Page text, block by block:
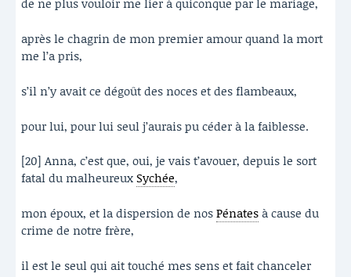
après le chagrin de mon premier amour quand la mort
me l’a pris,
s’il n’y avait ce dégoût des noces et des flambeaux,
pour lui, pour lui seul j’aurais pu céder à la faiblesse.
[20] Anna, c’est que, oui, je vais t’avouer, depuis le sort
fatal du malheureuxSychée,
mon époux, et la dispersion de nosPénatesà cause du
crime de notre frère,
il est le seul qui ait touché mes sens et fait chanceler